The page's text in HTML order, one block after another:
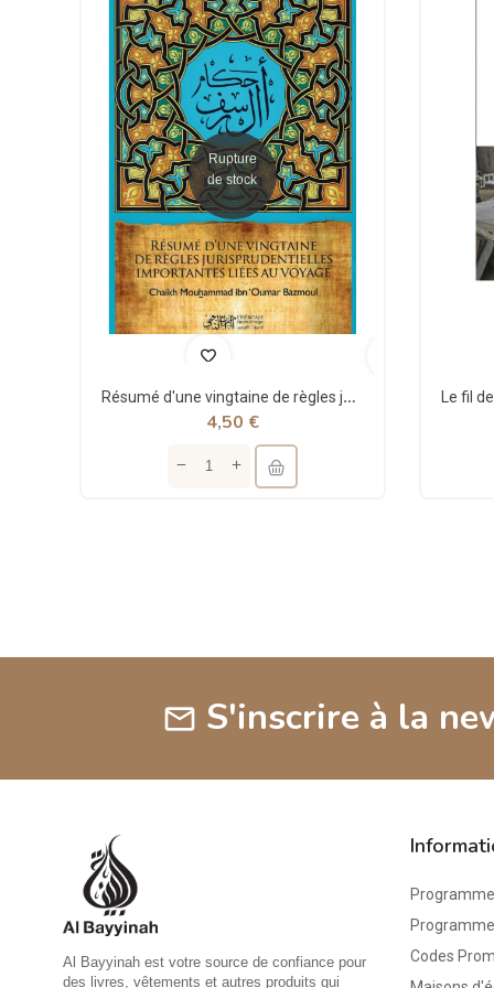
Rupture
de stock
Résumé d'une vingtaine de règles jurisprudentielles liées au voyage - Bazmoul - Héritage...
4,50 €
mail S'inscrire à la
Al Bayyinah est votre source de confiance pour
des livres, vêtements et autres produits qui
Codes